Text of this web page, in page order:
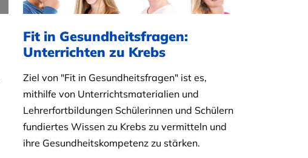
Fit in Gesundheitsfragen:
Unterrichten zu Krebs
Ziel von "Fit in Gesundheitsfragen" ist es,
mithilfe von Unterrichtsmaterialien und
Lehrerfortbildungen Schülerinnen und Schülern
fundiertes Wissen zu Krebs zu vermitteln und
ihre Gesundheitskompetenz zu stärken.